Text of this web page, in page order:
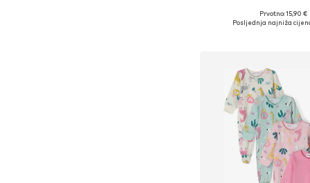
Dostupne veličine:
Prvotno: 15,90 €
Posljednja najniža